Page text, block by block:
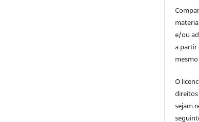
e/ou
a partir
O
direitos
sejam